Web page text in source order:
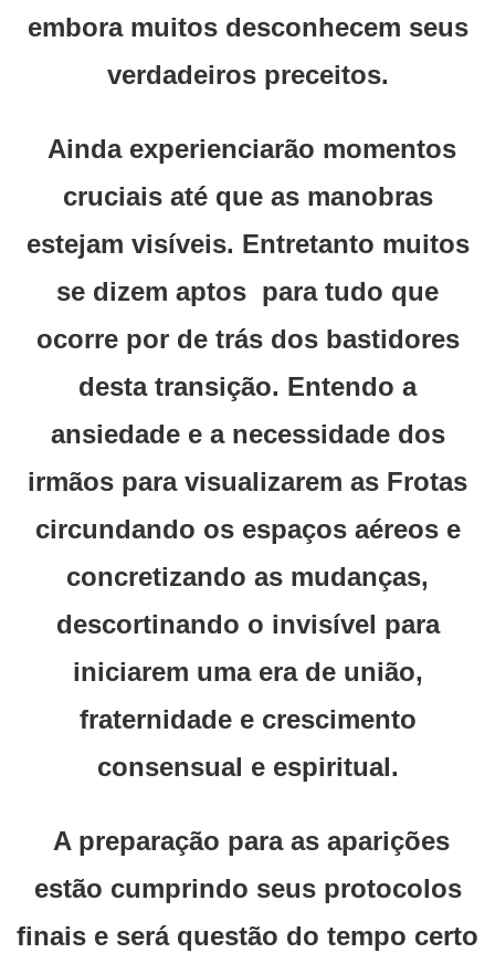
embora muitos desconhecem seus
verdadeiros preceitos.
Ainda experienciarão momentos
cruciais até que as manobras
estejam visíveis. Entretanto muitos
se dizem aptos para tudo que
ocorre por de trás dos bastidores
desta transição. Entendo a
ansiedade e a necessidade dos
irmãos para visualizarem as Frotas
circundando os espaços aéreos e
concretizando as mudanças,
descortinando o invisível para
iniciarem uma era de união,
fraternidade e crescimento
consensual e espiritual.
A preparação para as aparições
estão cumprindo seus protocolos
finais e será questão do tempo certo